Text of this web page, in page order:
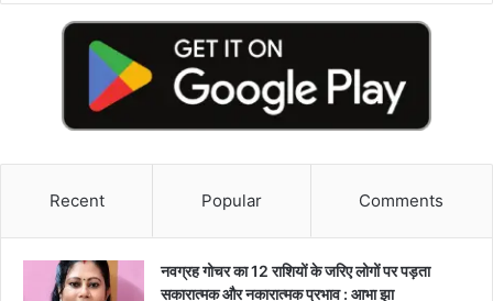
Recent Popular Comments
नवग्रह गोचर का 12 राशियों के जरिए लोगों पर पड़ता
सकारात्मक और नकारात्मक प्रभाव : आभा झा